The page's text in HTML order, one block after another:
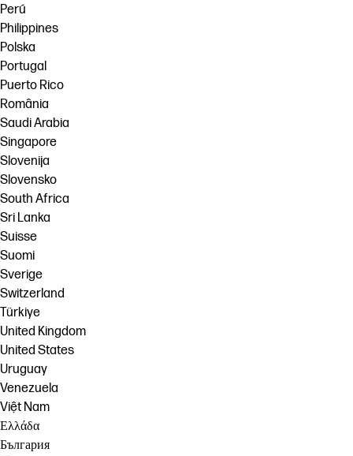
Perú
Philippines
Polska
Portugal
Puerto Rico
România
Saudi Arabia
Singapore
Slovenija
Slovensko
South Africa
Sri Lanka
Suisse
Suomi
Sverige
Switzerland
Türkiye
United Kingdom
United States
Uruguay
Venezuela
Việt Nam
Ελλάδα
България